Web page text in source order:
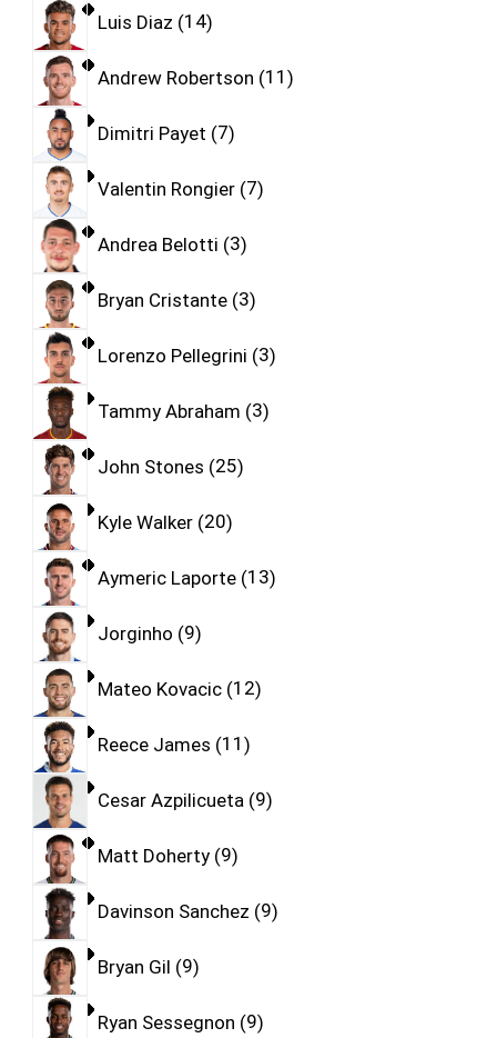
Luis Diaz 14
Andrew Robertson 11
Dimitri Payet 7
Valentin Rongier 7
Andrea Belotti 3
Bryan Cristante 3
Lorenzo Pellegrini 3
Tammy Abraham 3
John Stones 25
Kyle Walker 20
Aymeric Laporte 13
Jorginho 9
Mateo Kovacic 12
Reece James 11
Cesar Azpilicueta 9
Matt Doherty 9
Davinson Sanchez 9
Bryan Gil 9
Ryan Sessegnon 9